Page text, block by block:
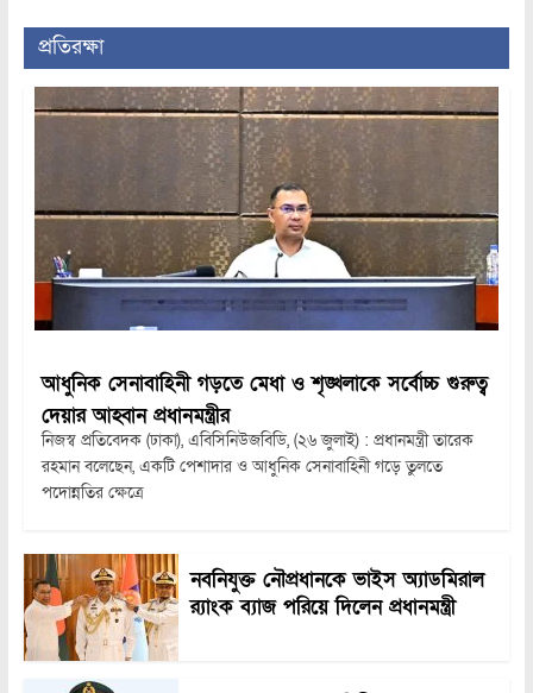
প্রতিরক্ষা
আধুনিক সেনাবাহিনী গড়তে মেধা ও শৃঙ্খলাকে সর্বোচ্চ গুরুত্ব
দেয়ার আহ্বান প্রধানমন্ত্রীর
নিজস্ব প্রতিবেদক (ঢাকা), এবিসিনিউজবিডি, (২৬ জুলাই) : প্রধানমন্ত্রী তারেক
রহমান বলেছেন, একটি পেশাদার ও আধুনিক সেনাবাহিনী গড়ে তুলতে
পদোন্নতির ক্ষেত্রে
নবনিযুক্ত নৌপ্রধানকে ভাইস অ্যাডমিরাল
র‍্যাংক ব্যাজ পরিয়ে দিলেন প্রধানমন্ত্রী